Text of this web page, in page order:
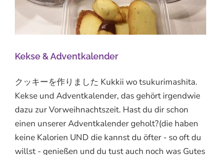
Kekse & Adventkalender
クッキーを作りました Kukkii wo tsukurimashita.
Kekse und Adventkalender, das gehört irgendwie
dazu zur Vorweihnachtszeit. Hast du dir schon
einen unserer Adventkalender geholt?(die haben
keine Kalorien UND die kannst du öfter - so oft du
willst - genießen und du tust auch noch was Gutes